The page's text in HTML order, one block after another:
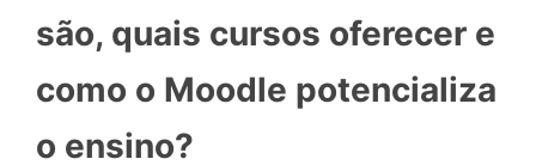
são, quais cursos oferecer e
como o Moodle potencializa
o ensino?